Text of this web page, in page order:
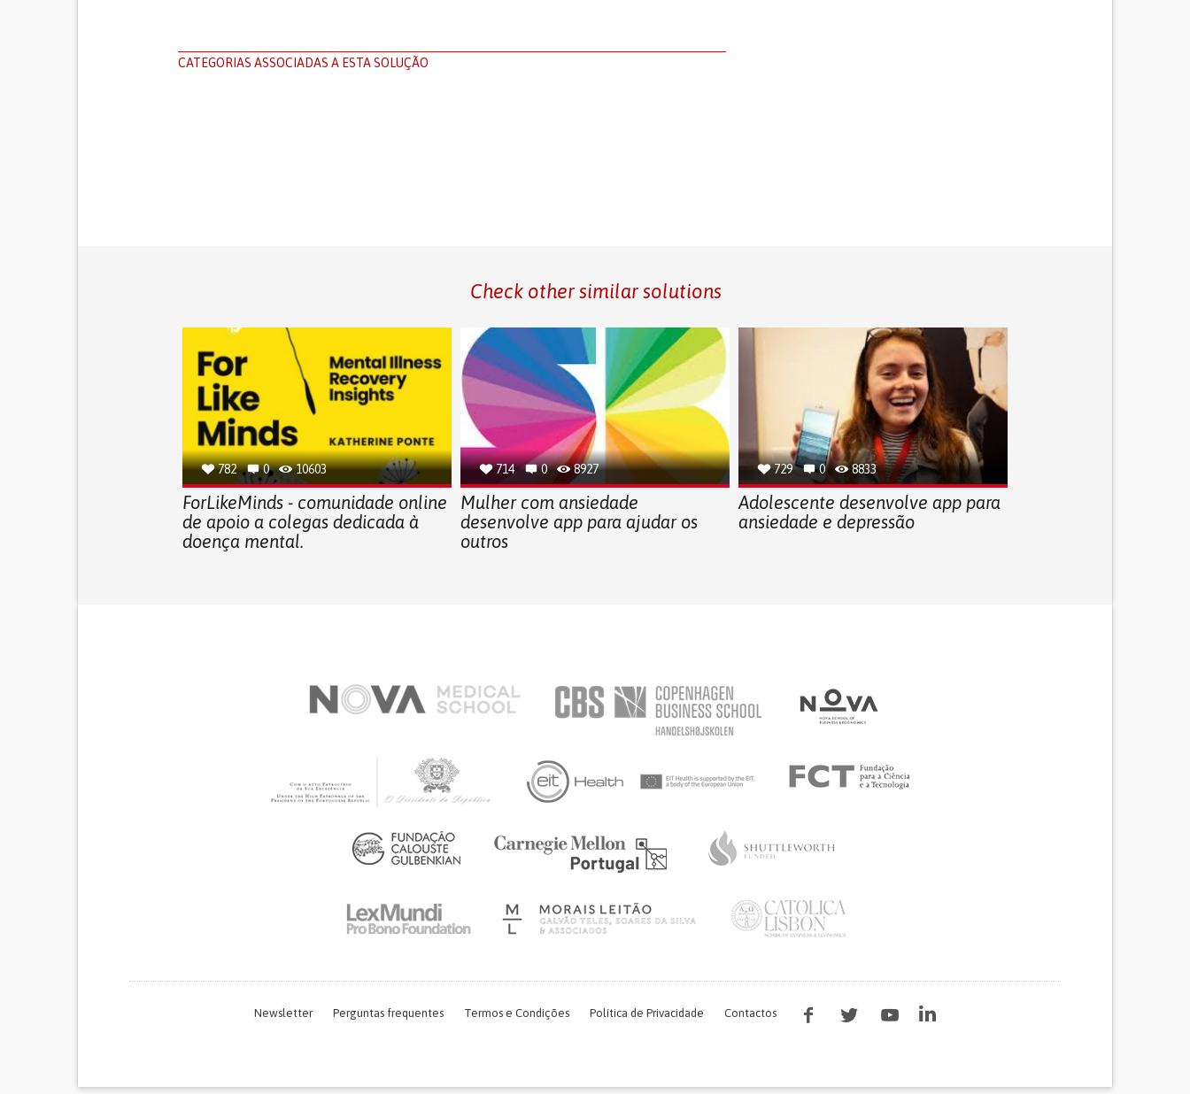
CATEGORIAS ASSOCIADAS A ESTA SOLUÇÃO
Check other similar solutions
782 0 10603
ForLikeMinds - comunidade online
de apoio a colegas dedicada à
doença mental.
714 0 8927
Mulher com ansiedade
desenvolve app para ajudar os
outros
729 0 8833
Adolescente desenvolve app para
ansiedade e depressão
Newsletter Perguntas frequentes Termos e Condições Política de Privacidade Contactos